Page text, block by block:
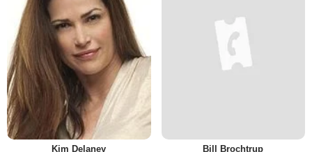
Kim Delaney Bill Brochtrup